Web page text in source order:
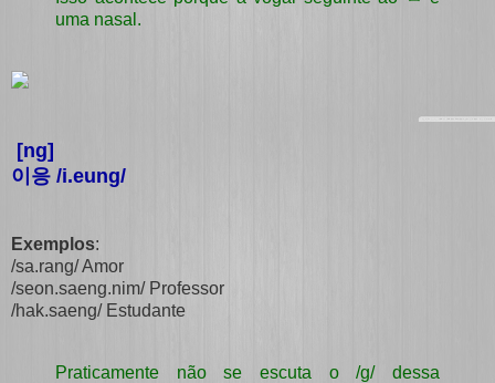
uma nasal.
[ng]
이응 /i.eung/
Exemplos:
/sa.rang/ Amor
/seon.saeng.nim/ Professor
/hak.saeng/ Estudante
Praticamente não se escuta o /g/ dessa